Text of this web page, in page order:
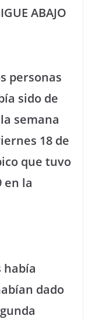
ABAJO
personas
sido de
semana
18 de
que tuvo
en la
había
dado